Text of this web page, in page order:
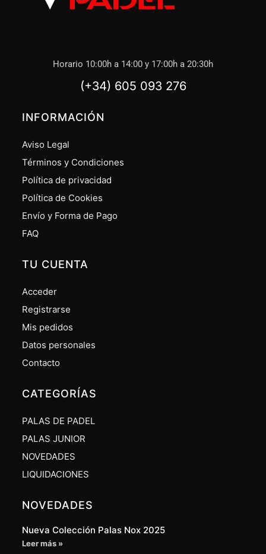
Horario 10:00h a 14:00 y 17:00h a 20:30h
(+34) 605 093 276
INFORMACIÓN
Aviso Legal
Términos y Condiciones
Política de privacidad
Política de Cookies
Envío y Forma de Pago
FAQ
TU CUENTA
Acceder
Registrarse
Mis pedidos
Datos personales
Contacto
CATEGORÍAS
PALAS DE PADEL
PALAS JUNIOR
NOVEDADES
LIQUIDACIONES
NOVEDADES
Nueva Colección Palas Nox 2025
Leer más »